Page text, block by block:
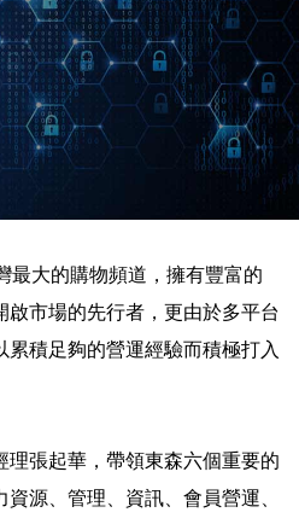
最大的購物頻道，擁有豐富的
市場的先行者，更由於多平台
累積足夠的營運經驗而積極打入
理張起華，帶領東森六個重要的
源、管理、資訊、會員營運、